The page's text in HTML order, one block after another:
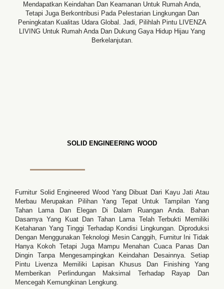
Mendapatkan Keindahan Dan Keamanan Untuk Rumah Anda,
Tetapi Juga Berkontribusi Pada Pelestarian Lingkungan Dan
Peningkatan Kualitas Udara Global. Jadi, Pilihlah Pintu LIVENZA
LIVING Untuk Rumah Anda Dan Dukung Gaya Hidup Hijau Yang
Berkelanjutan.
SOLID ENGINEERING WOOD
Furnitur Solid Engineered Wood Yang Dibuat Dari Kayu Jati Atau
Merbau Merupakan Pilihan Yang Tepat Untuk Tampilan Yang
Tahan Lama Dan Elegan Di Dalam Ruangan Anda. Bahan
Dasarnya Yang Kuat Dan Tahan Lama Telah Terbukti Memiliki
Ketahanan Yang Tinggi Terhadap Kondisi Lingkungan. Diproduksi
Dengan Menggunakan Teknologi Mesin Canggih, Furnitur Ini Tidak
Hanya Kokoh Tetapi Juga Mampu Menahan Cuaca Panas Dan
Dingin Tanpa Mengesampingkan Keindahan Desainnya. Setiap
Pintu Livenza Memiliki Lapisan Khusus Dan Finishing Yang
Memberikan Perlindungan Maksimal Terhadap Rayap Dan
Mencegah Kemungkinan Lengkung.